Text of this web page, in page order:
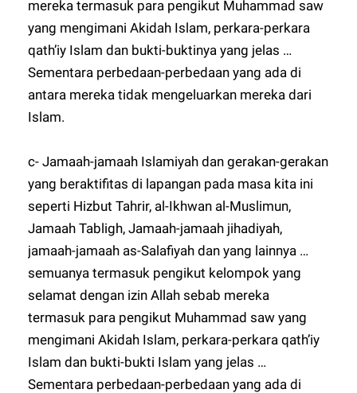
mereka termasuk para pengikut Muhammad saw
yang mengimani Akidah Islam, perkara-perkara
qath’iy Islam dan bukti-buktinya yang jelas …
Sementara perbedaan-perbedaan yang ada di
antara mereka tidak mengeluarkan mereka dari
Islam.
c- Jamaah-jamaah Islamiyah dan gerakan-gerakan
yang beraktifitas di lapangan pada masa kita ini
seperti Hizbut Tahrir, al-Ikhwan al-Muslimun,
Jamaah Tabligh, Jamaah-jamaah jihadiyah,
jamaah-jamaah as-Salafiyah dan yang lainnya …
semuanya termasuk pengikut kelompok yang
selamat dengan izin Allah sebab mereka
termasuk para pengikut Muhammad saw yang
mengimani Akidah Islam, perkara-perkara qath’iy
Islam dan bukti-bukti Islam yang jelas …
Sementara perbedaan-perbedaan yang ada di